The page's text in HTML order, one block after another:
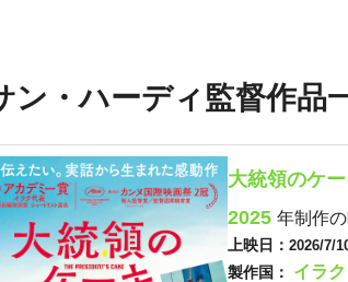
ン・ハーディ監督作品
大統領のケ
2025 年制作
上映日： 2026/7/
製作国： イラク